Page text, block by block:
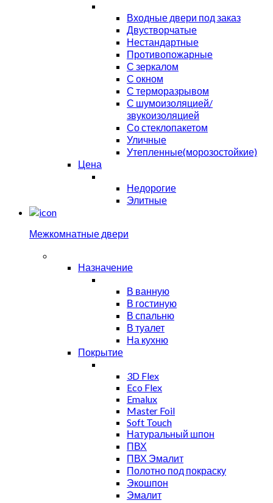
Входные двери под заказ
Двустворчатые
Нестандартные
Противопожарные
С зеркалом
С окном
С терморазрывом
С шумоизоляцией/
звукоизоляцией
Со стеклопакетом
Уличные
Утепленные(морозостойкие)
Цена
Недорогие
Элитные
Межкомнатные двери
Назначение
В ванную
В гостиную
В спальню
В туалет
На кухню
Покрытие
3D Flex
Eco Flex
Emalux
Master Foil
Soft Touch
Натуральный шпон
ПВХ
ПВХ Эмалит
Полотно под покраску
Экошпон
Эмалит